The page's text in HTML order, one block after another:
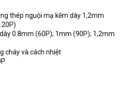
thép nguội mạ kẽm dày 1,2mm
0.8mm (60P); 1mm (90P); 1,2mm
cháy và cách nhiệt